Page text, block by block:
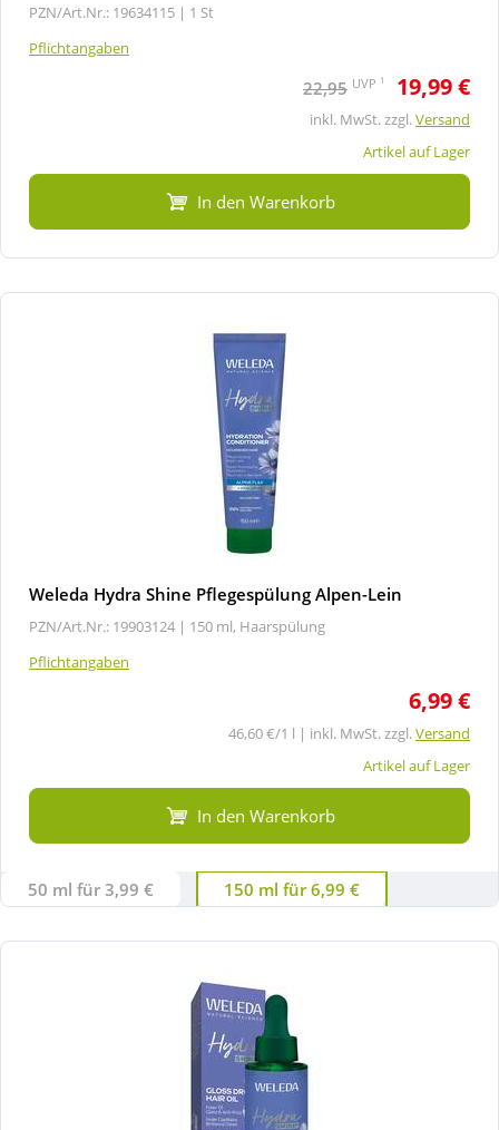
PZN/Art.Nr.: 19634115 | 1 St
Pflichtangaben
22,95 UVP 1 19,99 €
inkl. MwSt. zzgl.Versand
Artikel auf Lager
In den Warenkorb
Weleda Hydra Shine Pflegespülung Alpen-Lein
PZN/Art.Nr.: 19903124 | 150 ml, Haarspülung
Pflichtangaben
6,99 €
46,60 €/1 l | inkl. MwSt. zzgl.Versand
Artikel auf Lager
In den Warenkorb
50 ml für 3,99 € 150 ml für 6,99 €